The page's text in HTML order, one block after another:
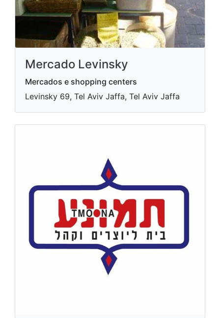
Mercado Levinsky
Mercados e shopping centers
Levinsky 69, Tel Aviv Jaffa, Tel Aviv Jaffa